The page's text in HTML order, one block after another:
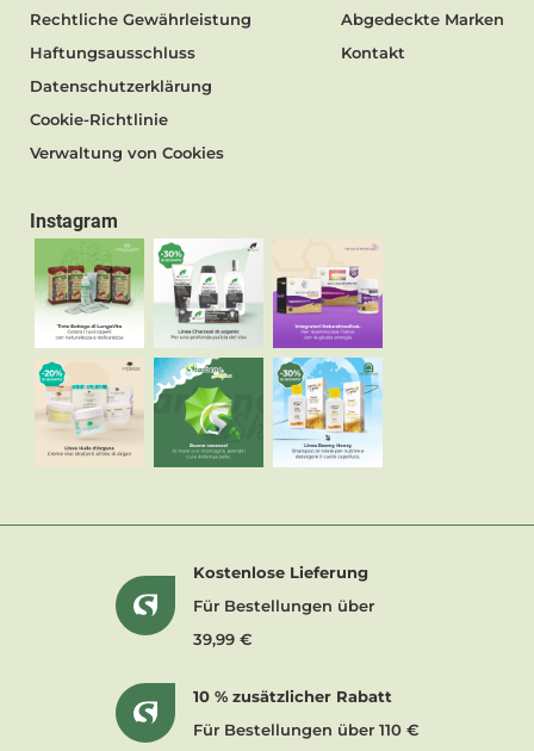
Rechtliche Gewährleistung
Haftungsausschluss
Datenschutzerklärung
Cookie-Richtlinie
Verwaltung von Cookies
Abgedeckte Marken
Kontakt
Instagram
Kostenlose Lieferung
Für Bestellungen über
39,99 €
10 % zusätzlicher Rabatt
Für Bestellungen über 110 €